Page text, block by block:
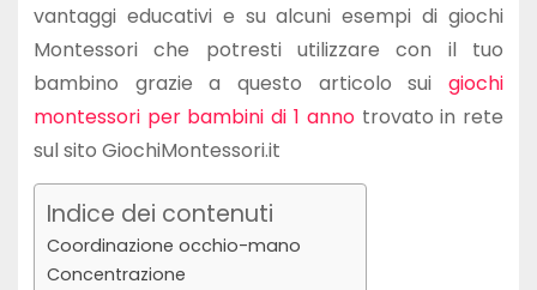
vantaggi educativi e su alcuni esempi di giochi
Montessori che potresti utilizzare con il tuo
bambino grazie a questo articolo suigiochi
montessori per bambini di 1 annotrovato in rete
sul sito GiochiMontessori.it
Indice dei contenuti
Coordinazione occhio-mano
Concentrazione